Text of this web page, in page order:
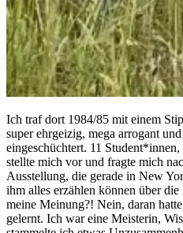
Ich traf dort 1984/85 mit einem
super ehrgeizig, mega arrogant
eingeschüchtert. 11
stellte mich vor und fragte mich
Ausstellung, die gerade in New
ihm alles erzählen können über
meine Meinung?! Nein, daran
gelernt. Ich war eine Meisterin,